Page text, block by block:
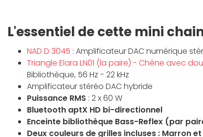
L'essentiel de cette mini
NAD D 3045 : Amplificateur DAC numérique
Triangle Elara LN01 (la paire) - Chêne avec
Bibliothèque, 56 Hz - 22 kHz
Amplificateur stéréo DAC hybride
Puissance RMS : 2 x 60 W
Bluetooth aptX HD bi-directionnel
Enceinte bibliothèque Bass-Reflex (par
Deux couleurs de grilles incluses : Marron